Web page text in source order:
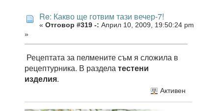
Re: Какво ще готвим тази вечер-7!
« Отговор #319 -: Април 10, 2009, 19:50:24 pm
»
Рецептата за пелмените съм я сложила в
рецептурника. В разделатестени
изделия.
Активен